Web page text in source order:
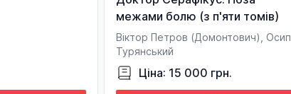
межами болю (з п'яти томів)
Віктор Петров (Домонтович), Осип
Турянський
Ціна: 15 000 грн.